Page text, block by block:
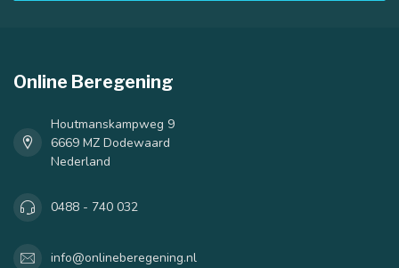
Online Beregening
Houtmanskampweg 9
6669 MZ Dodewaard
Nederland
0488 - 740 032
info@onlineberegening.nl